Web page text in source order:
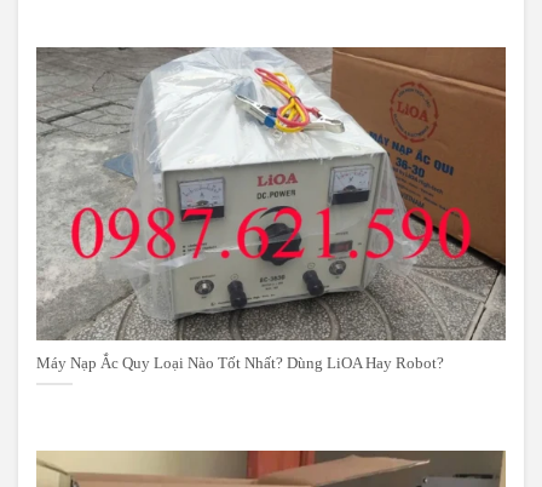
Máy Nạp Ắc Quy Loại Nào Tốt Nhất? Dùng LiOA Hay Robot?